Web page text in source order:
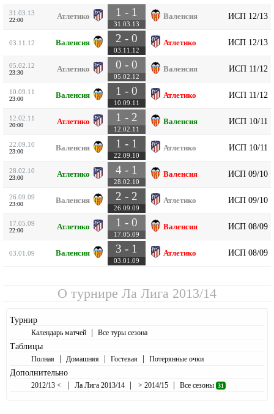
31.03.13
22:00 Атлетико 1 - 1
31.03.13
Валенсия ИСП 12/13
03.11.12 Валенсия 2 - 0
03.11.12
Атлетико ИСП 12/13
05.02.12
23:30 Атлетико 0 - 0
05.02.12
Валенсия ИСП 11/12
10.09.11
23:00 Валенсия 1 - 0
10.09.11
Атлетико ИСП 11/12
12.02.11
20:00 Атлетико 1 - 2
12.02.11
Валенсия ИСП 10/11
22.09.10
23:00 Валенсия 1 - 1
22.09.10
Атлетико ИСП 10/11
28.02.10
23:00 Атлетико 4 - 1
28.02.10
Валенсия ИСП 09/10
26.09.09
23:00 Валенсия 2 - 2
26.09.09
Атлетико ИСП 09/10
17.05.09
22:00 Атлетико 1 - 0
17.05.09
Валенсия ИСП 08/09
03.01.09 Валенсия 3 - 1
03.01.09
Атлетико ИСП 08/09
О турнире Ла Лига 2013/14
Турнир
Календарь матчей | Все туры сезона
Таблицы
Полная | Домашняя | Гостевая | Потерянные очки
Дополнительно
2012/13 < | Ла Лига 2013/14 | > 2014/15 | Все сезоны 31